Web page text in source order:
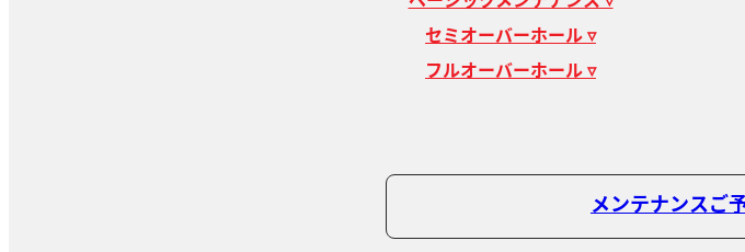
セミオーバーホール ▿
フルオーバーホール ▿
メンテナンスご